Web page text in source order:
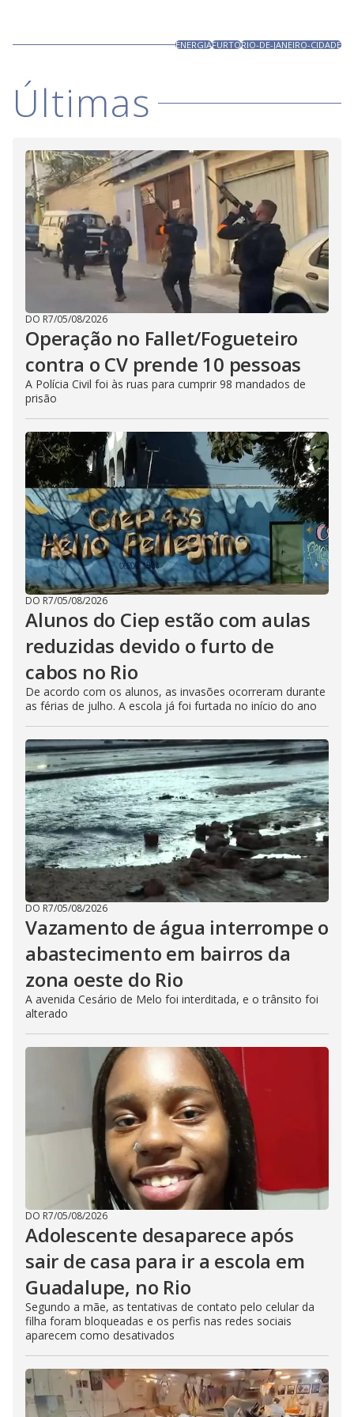
ENERGIAFURTORIO-DE-JANEIRO-CIDADE
Últimas
DO R7/05/08/2026
Operação no Fallet/Fogueteiro
contra o CV prende 10 pessoas
A Polícia Civil foi às ruas para cumprir 98 mandados de
prisão
DO R7/05/08/2026
Alunos do Ciep estão com aulas
reduzidas devido o furto de
cabos no Rio
De acordo com os alunos, as invasões ocorreram durante
as férias de julho. A escola já foi furtada no início do ano
DO R7/05/08/2026
Vazamento de água interrompe o
abastecimento em bairros da
zona oeste do Rio
A avenida Cesário de Melo foi interditada, e o trânsito foi
alterado
DO R7/05/08/2026
Adolescente desaparece após
sair de casa para ir a escola em
Guadalupe, no Rio
Segundo a mãe, as tentativas de contato pelo celular da
filha foram bloqueadas e os perfis nas redes sociais
aparecem como desativados